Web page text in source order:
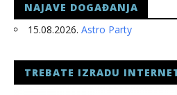
NAJAVE DOGAĐANJA
15.08.2026. Astro Party
TREBATE IZRADU